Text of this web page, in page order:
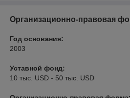
Организационно-правовая
Год основания:
2003
Уставной фонд:
10 тыс. USD - 50 тыс. USD